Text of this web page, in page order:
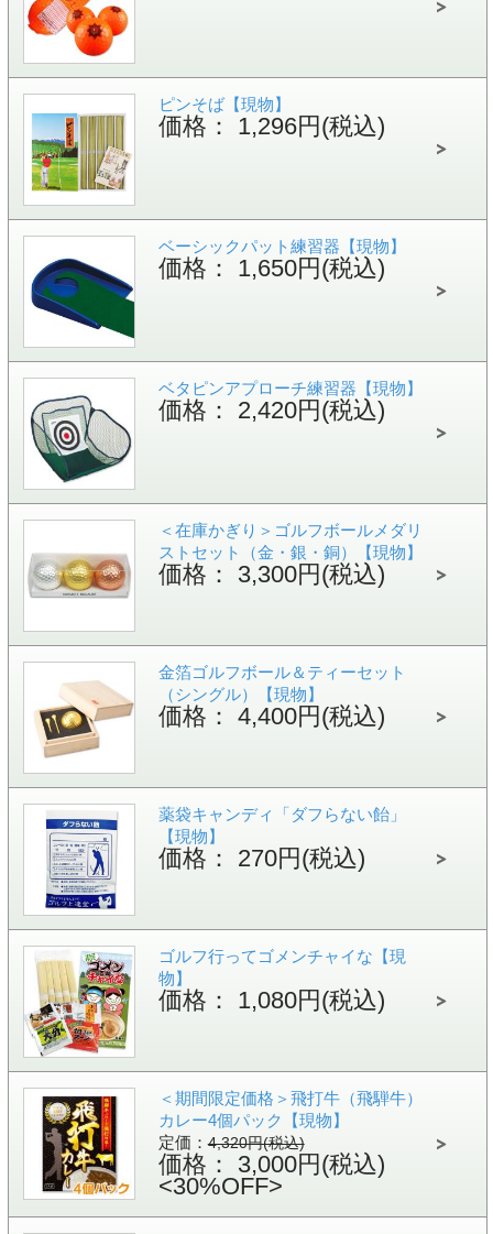
ピンそば【現物】
価格： 1,296円(税込)
ベーシックパット練習器【現物】
価格： 1,650円(税込)
ベタピンアプローチ練習器【現物】
価格： 2,420円(税込)
＜在庫かぎり＞ゴルフボールメダリ
ストセット（金・銀・銅）【現物】
価格： 3,300円(税込)
金箔ゴルフボール＆ティーセット
（シングル）【現物】
価格： 4,400円(税込)
薬袋キャンディ「ダフらない飴」
【現物】
価格： 270円(税込)
ゴルフ行ってゴメンチャイな【現
物】
価格： 1,080円(税込)
＜期間限定価格＞飛打牛（飛騨牛）
カレー4個パック【現物】
定価：4,320円(税込)
価格： 3,000円(税込)
<30%OFF>